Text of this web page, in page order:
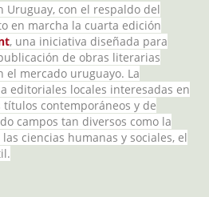
Uruguay, con el respaldo del
en marcha la cuarta edición
, una iniciativa diseñada para
de obras literarias
el mercado uruguayo. La
editoriales locales interesadas en
contemporáneos y de
campos tan diversos como la
ciencias humanas y sociales, el